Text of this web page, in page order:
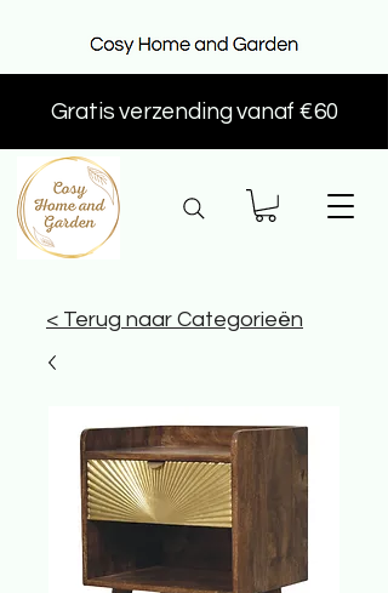
Gratis verzending vanaf €60
< Terug naar Categorieën